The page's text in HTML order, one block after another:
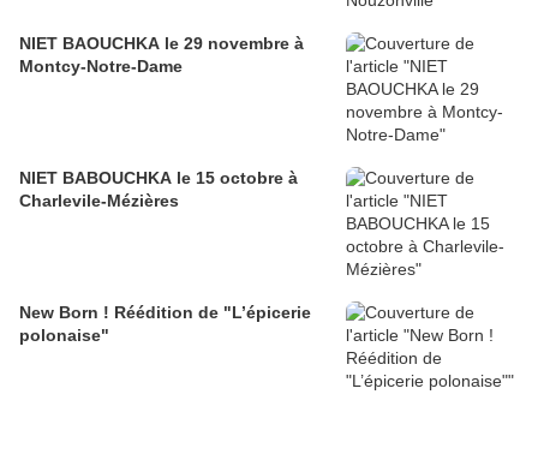
NIET BAOUCHKA le 29 novembre à
Montcy-Notre-Dame
NIET BABOUCHKA le 15 octobre à
Charlevile-Mézières
New Born ! Réédition de "L’épicerie
polonaise"